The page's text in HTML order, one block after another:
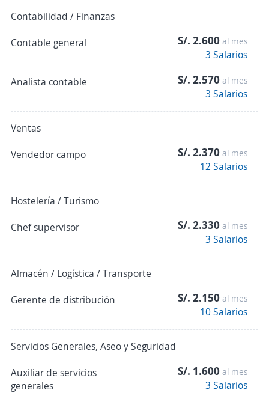
Contabilidad / Finanzas
Contable general
S/. 2.600 al mes
3 Salarios
Analista contable S/. 2.570 al mes
3 Salarios
Ventas
Vendedor campo
S/. 2.370 al mes
12 Salarios
Hostelería / Turismo
Chef supervisor
S/. 2.330 al mes
3 Salarios
Almacén / Logística / Transporte
Gerente de distribución
S/. 2.150 al mes
10 Salarios
Servicios Generales, Aseo y Seguridad
Auxiliar de servicios
generales
S/. 1.600 al mes
3 Salarios